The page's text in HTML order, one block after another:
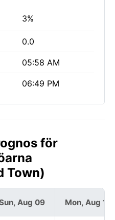
3%
0.0
05:58 AM
06:49 PM
för
Town)
Aug 09 Mon, Aug 10